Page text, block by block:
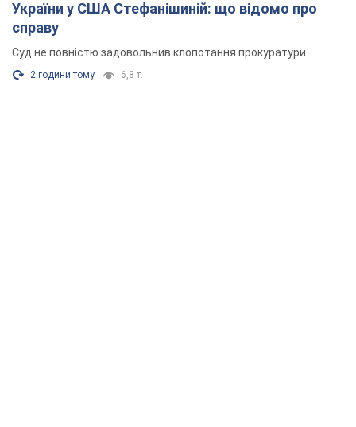
України у США Стефанішиній: що відомо про
справу
Суд не повністю задовольнив клопотання прокуратури
2 години тому 6,8 т.